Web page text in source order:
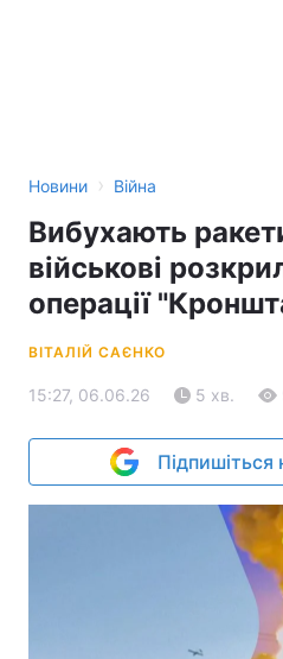
Новини › Війна
Вибухають
військові
операції
ВІТАЛІЙ САЄНКО
15:27, 06.06.26 5 хв.
Підпишіться